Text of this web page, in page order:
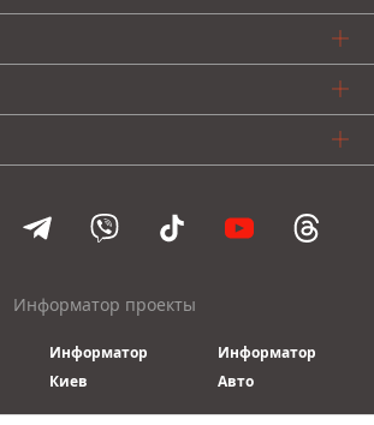
Информатор проекты
Информатор
Киев
Информатор
Авто